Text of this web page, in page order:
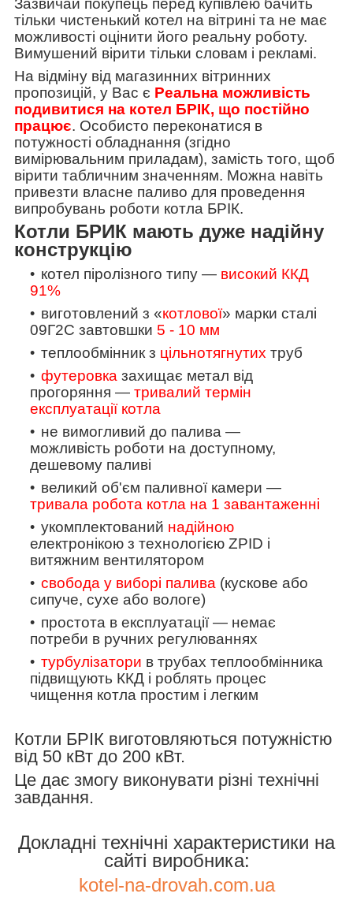
тільки чистенький котел на вітрині та не має
можливості оцінити його реальну роботу.
Вимушений вірити тільки словам і рекламі.
На відміну від магазинних вітринних
пропозицій, у Вас є Реальна можливість
подивитися на котел БРІК, що постійно
працює. Особисто переконатися в
потужності обладнання (згідно
вимірювальним приладам), замість того, щоб
вірити табличним значенням. Можна навіть
привезти власне паливо для проведення
випробувань роботи котла БРІК.
Котли БРИК мають дуже надійну
конструкцію
котел піролізного типу — високий ККД
91%
виготовлений з «котлової» марки сталі
09Г2С завтовшки 5 - 10 мм
теплообмінник з цільнотягнутих труб
футеровка захищає метал від
прогоряння — тривалий термін
експлуатації котла
не вимогливий до палива —
можливість роботи на доступному,
дешевому паливі
великий об'єм паливної камери —
тривала робота котла на 1 завантаженні
укомплектований надійною
електронікою з технологією ZPID і
витяжним вентилятором
свобода у виборі палива (кускове або
сипуче, сухе або вологе)
простота в експлуатації — немає
потреби в ручних регулюваннях
турбулізатори в трубах теплообмінника
підвищують ККД і роблять процес
чищення котла простим і легким
Котли БРІК виготовляються потужністю
від 50 кВт до 200 кВт.
Це дає змогу виконувати різні технічні
завдання.
Докладні технічні характеристики на
сайті виробника:
kotel-na-drovah.com.ua